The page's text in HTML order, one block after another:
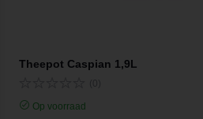
Theepot Caspian 1,9L
Op voorraad